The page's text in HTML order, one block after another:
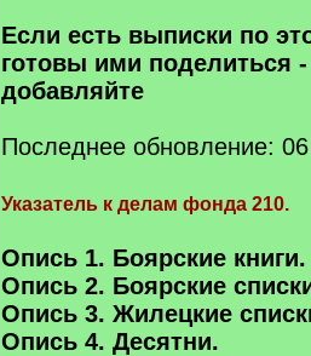
Если есть выписки по
готовы ими поделиться
добавляйте
Последнее обновление:
Указатель к делам фонда 210.
Опись 1. Боярские книги.
Опись 2. Боярские
Опись 3. Жилецкие
Опись 4. Десятни.